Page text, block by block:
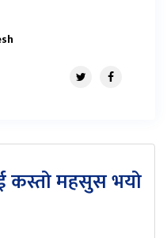
कस्तो महसुस भयो